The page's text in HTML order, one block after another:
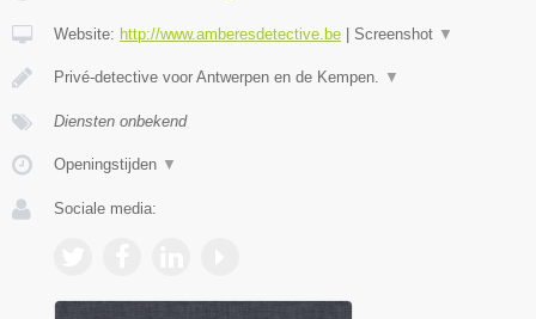
Website: http://www.amberesdetective.be Screenshot ▼
Privé-detective voor Antwerpen en de Kempen. ▼
Diensten onbekend
Openingstijden ▼
Sociale media: